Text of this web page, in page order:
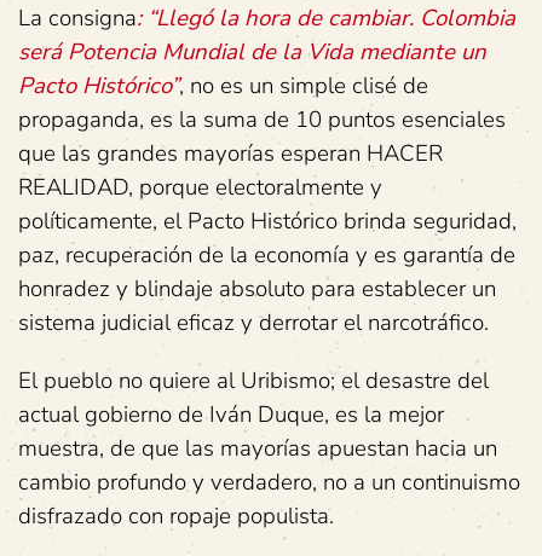
La consigna: “Llegó la hora de cambiar. Colombia
será Potencia Mundial de la Vida mediante un
Pacto Histórico”, no es un simple clisé de
propaganda, es la suma de 10 puntos esenciales
que las grandes mayorías esperan HACER
REALIDAD, porque electoralmente y
políticamente, el Pacto Histórico brinda seguridad,
paz, recuperación de la economía y es garantía de
honradez y blindaje absoluto para establecer un
sistema judicial eficaz y derrotar el narcotráfico.
El pueblo no quiere al Uribismo; el desastre del
actual gobierno de Iván Duque, es la mejor
muestra, de que las mayorías apuestan hacia un
cambio profundo y verdadero, no a un continuismo
disfrazado con ropaje populista.